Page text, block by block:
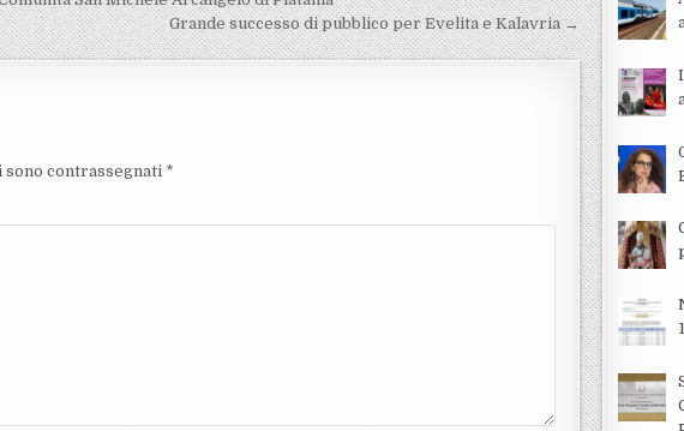
Grande successo di pubblico per Evelita e Kalavria →
contrassegnati *